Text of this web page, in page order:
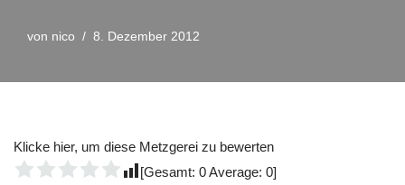
von nico 8. Dezember 2012
Klicke hier, um diese Metzgerei zu bewerten
[Gesamt: 0Average: 0]